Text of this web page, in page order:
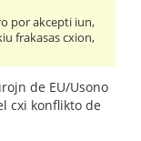
por akcepti iun,
frakasas cxion,
de EU/Usono
cxi konflikto de